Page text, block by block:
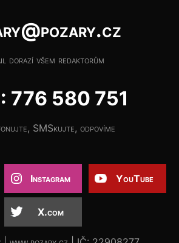
dorazí všem redaktorům
776 580 751
SMSkujte, odpovíme
Instagram YouTube
X.com